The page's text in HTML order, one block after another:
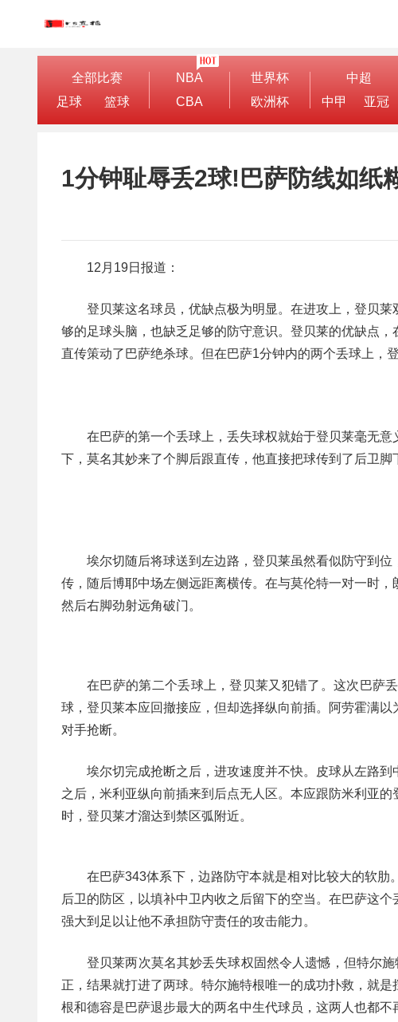
全部比赛
足球
篮球
NBA
CBA
世界杯
欧洲杯
中超
中甲
亚冠
1分钟耻辱丢2球!巴萨防线如纸
12月19日报道：
登贝莱这名球员，优缺点极为明显。在进攻上，登贝
够的足球头脑，也缺乏足够的防守意识。登贝莱的优缺点
直传策动了巴萨绝杀球。但在巴萨1分钟内的两个丢球上，
在巴萨的第一个丢球上，丢失球权就始于登贝莱毫无
下，莫名其妙来了个脚后跟直传，他直接把球传到了后卫脚
埃尔切随后将球送到左边路，登贝莱虽然看似防守到
传，随后博耶中场左侧远距离横传。在与莫伦特一对一时
然后右脚劲射远角破门。
在巴萨的第二个丢球上，登贝莱又犯错了。这次巴萨
球，登贝莱本应回撤接应，但却选择纵向前插。阿劳霍满
对手抢断。
埃尔切完成抢断之后，进攻速度并不快。皮球从左路
之后，米利亚纵向前插来到后点无人区。本应跟防米利亚
时，登贝莱才溜达到禁区弧附近。
在巴萨343体系下，边路防守本就是相对比较大的软
后卫的防区，以填补中卫内收之后留下的空当。在巴萨这
强大到足以让他不承担防守责任的攻击能力。
登贝莱两次莫名其妙丢失球权固然令人遗憾，但特尔
正，结果就打进了两球。特尔施特根唯一的成功扑救，就
根和德容是巴萨退步最大的两名中生代球员，这两人也都